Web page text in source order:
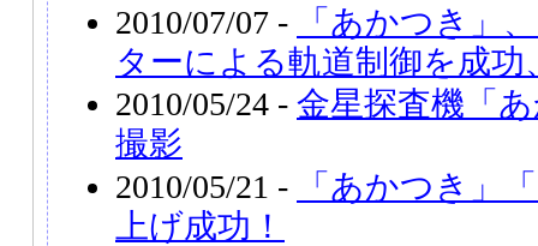
2010/07/07 -
「あかつき」
ターによる軌道制御を成功
2010/05/24 - 金星探査機「
撮影
2010/05/21 -
「あかつき」
上げ成功！